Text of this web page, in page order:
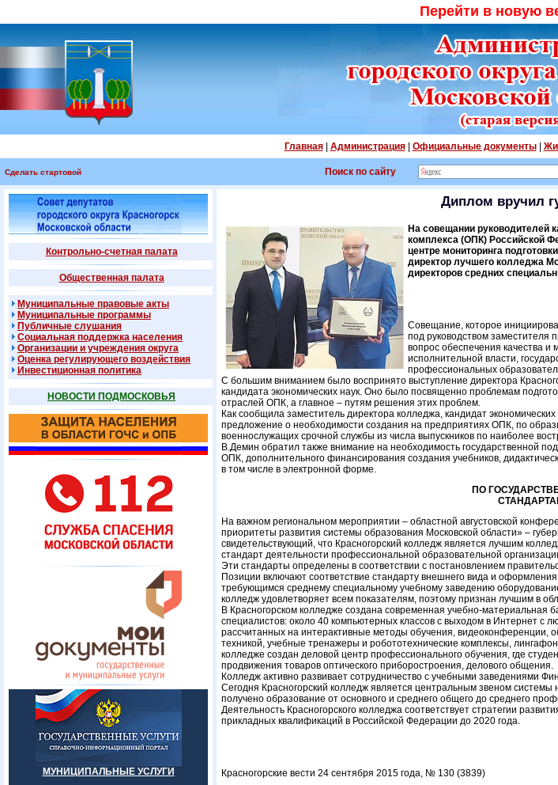
Перейти в новую
Главная| Администрация| Официальные документы|
Сделать стартовой Поиск по сайту
Контрольно-счетная палата
Общественная палата
Муниципальные правовые акты
Муниципальные программы
Публичные слушания
Социальная поддержка населения
Организации и учреждения округа
Оценка регулирующего воздействия
Инвестиционная политика
НОВОСТИ ПОДМОСКОВЬЯ
МУНИЦИПАЛЬНЫЕ УСЛУГИ
Диплом вручил
На совещании руководителей
комплекса (ОПК) Российской
центре мониторинга
директор лучшего колледжа
директоров средних
Совещание, которое
под руководством заместителя
вопрос обеспечения качества и
исполнительной власти,
профессиональных
С большим вниманием было воспринято выступление директора
кандидата экономических наук. Оно было посвященно проблемам
отраслей ОПК, а главное – путям решения этих проблем.
Как сообщила заместитель директора колледжа, кандидат
предложение о необходимости создания на предприятиях ОПК, по
военнослужащих срочной службы из числа выпускников по наиболее
В.Демин обратил также внимание на необходимость государственной
ОПК, дополнительного финансирования создания учебников,
в том числе в электронной форме.
ПО
На важном региональном мероприятии – областной августовской
приоритеты развития системы образования Московской области» –
свидетельствующий, что Красногорский колледж является лучшим
стандарт деятельности профессиональной образовательной
Эти стандарты определены в соответствии с постановлением
Позиции включают соответствие стандарту внешнего вида и
требующимся среднему специальному учебному заведению
колледж удовлетворяет всем показателям, поэтому признан лучшим в
В Красногорском колледже создана современная учебно-материальная
специалистов: около 40 компьютерных классов с выходом в Интернет с
рассчитанных на интерактивные методы обучения, видеоконференции,
техникой, учебные тренажеры и робототехнические комплексы,
колледже создан деловой центр профессионального обучения, где
продвижения товаров оптического приборостроения, делового общения.
Колледж активно развивает сотрудничество с учебными заведениями
Сегодня Красногорский колледж является центральным звеном
получено образование от основного и среднего общего до среднего
Деятельность Красногорского колледжа соответствует стратегии
прикладных квалификаций в Российской Федерации до 2020 года.
Красногорские вести 24 сентября 2015 года, № 130 (3839)